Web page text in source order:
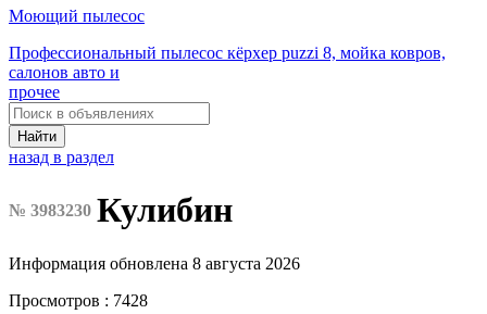
Моющий пылесос
Профессиональный пылесос кёрхер puzzi 8, мойка ковров,
салонов авто и
прочее
Найти
назад в раздел
№ 3983230 Кулибин
Информация обновлена 8 августа 2026
Просмотров : 7428